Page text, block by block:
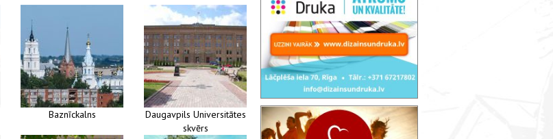
Baznīckalns
Daugavpils Universitātes
skvērs